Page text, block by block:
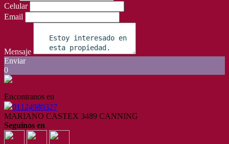
Celular
Email
Mensaje
Enviar
0
Encontranos en
01124980327
MARIANO CASTEX 3489 CANNING
Seguinos en